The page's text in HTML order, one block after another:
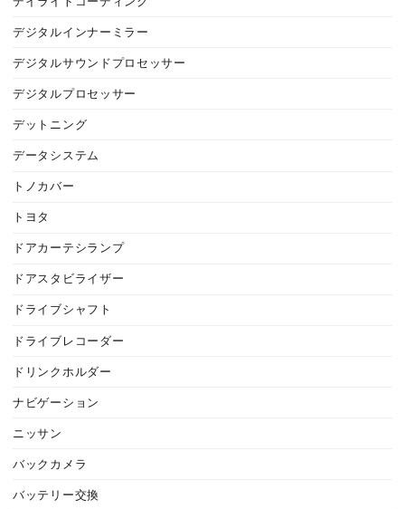
デジタルインナーミラー
デジタルサウンドプロセッサー
デジタルプロセッサー
デットニング
データシステム
トノカバー
トヨタ
ドアカーテシランプ
ドアスタビライザー
ドライブシャフト
ドライブレコーダー
ドリンクホルダー
ナビゲーション
ニッサン
バックカメラ
バッテリー交換